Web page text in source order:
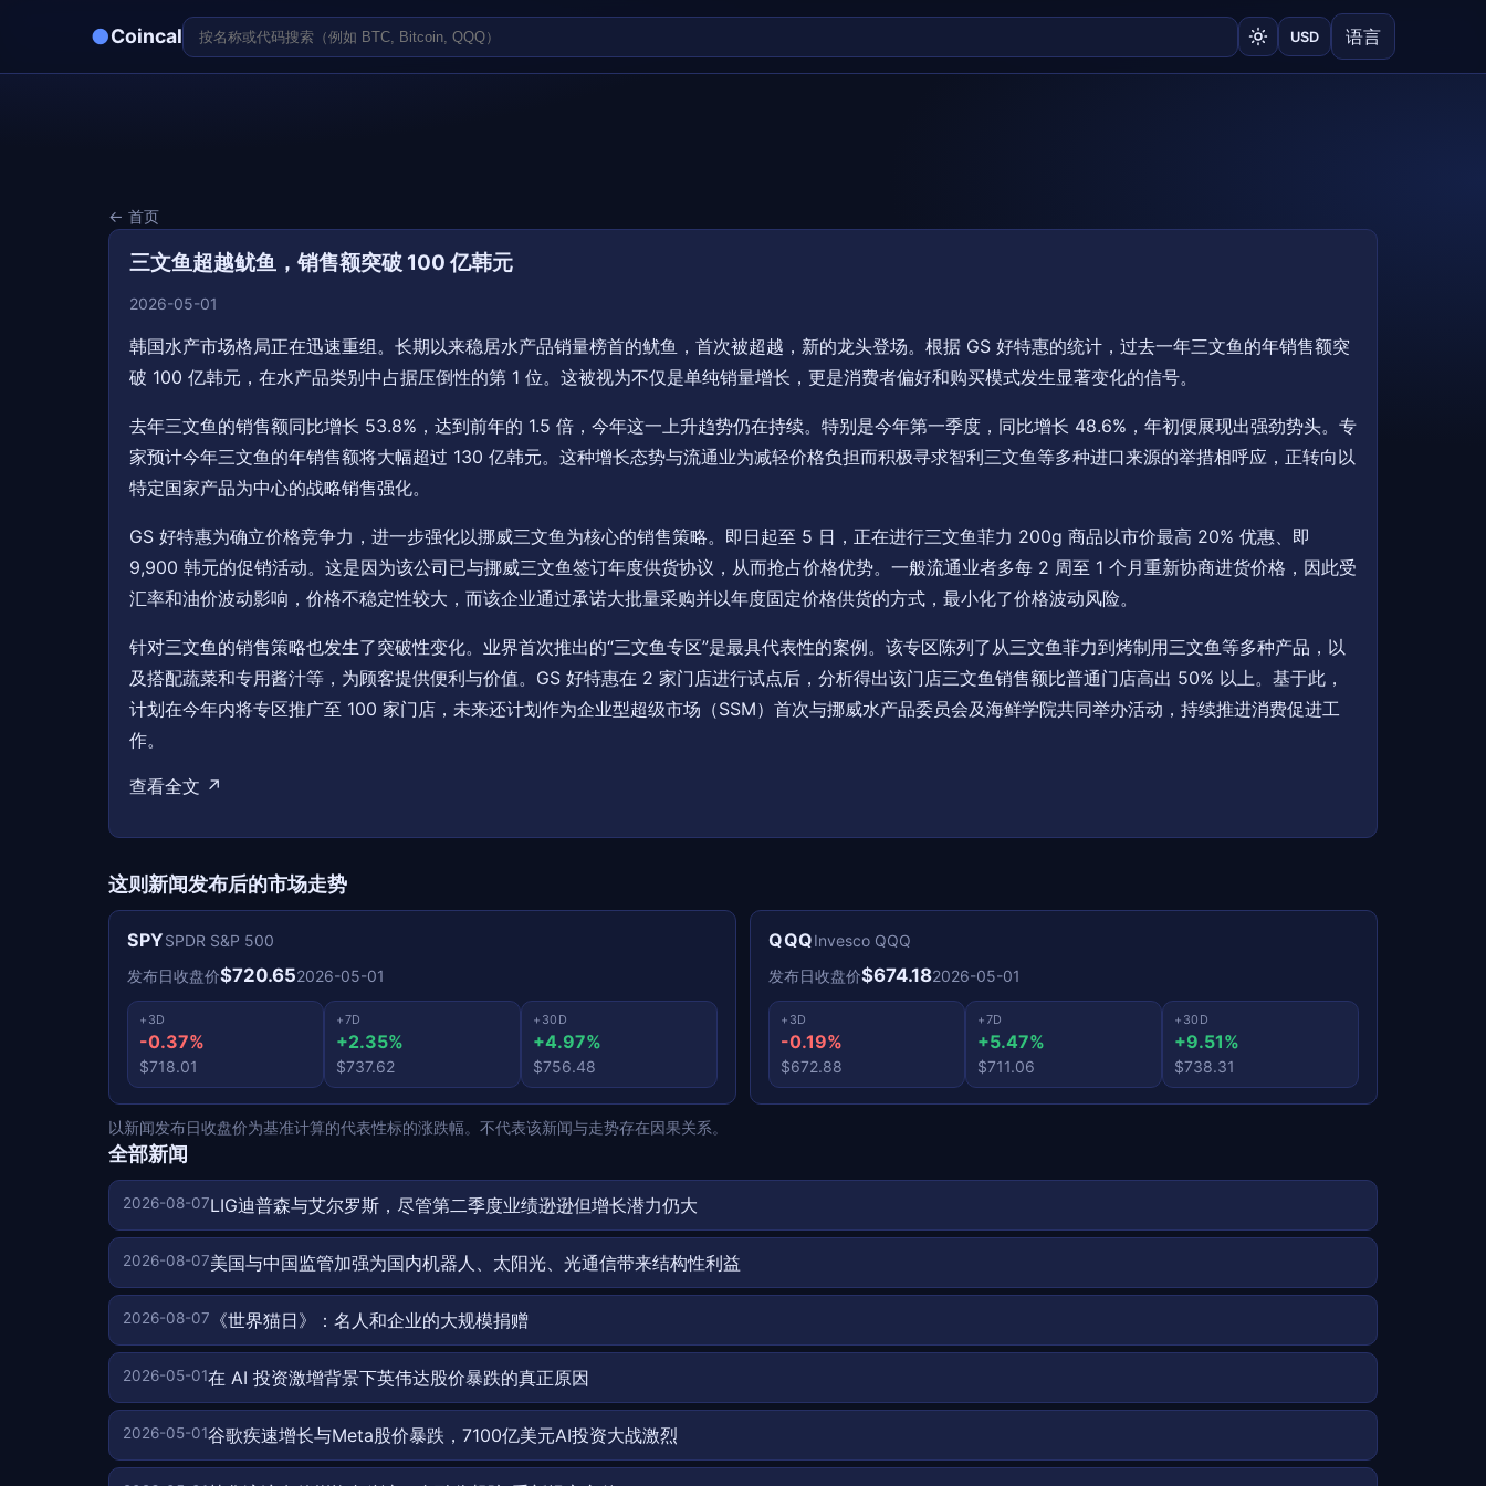
●Coincal USD 语言
← 首页
三文鱼超越鱿鱼，销售额突破 100 亿韩元
2026-05-01
韩国水产市场格局正在迅速重组。长期以来稳居水产品销量榜首的鱿鱼，首次被超越，新的龙头登场。根据 GS 好特惠的统计，过去一年三文鱼的年销售额突
破 100 亿韩元，在水产品类别中占据压倒性的第 1 位。这被视为不仅是单纯销量增长，更是消费者偏好和购买模式发生显著变化的信号。
去年三文鱼的销售额同比增长 53.8%，达到前年的 1.5 倍，今年这一上升趋势仍在持续。特别是今年第一季度，同比增长 48.6%，年初便展现出强劲势头。专
家预计今年三文鱼的年销售额将大幅超过 130 亿韩元。这种增长态势与流通业为减轻价格负担而积极寻求智利三文鱼等多种进口来源的举措相呼应，正转向以
特定国家产品为中心的战略销售强化。
GS 好特惠为确立价格竞争力，进一步强化以挪威三文鱼为核心的销售策略。即日起至 5 日，正在进行三文鱼菲力 200g 商品以市价最高 20% 优惠、即
9,900 韩元的促销活动。这是因为该公司已与挪威三文鱼签订年度供货协议，从而抢占价格优势。一般流通业者多每 2 周至 1 个月重新协商进货价格，因此受
汇率和油价波动影响，价格不稳定性较大，而该企业通过承诺大批量采购并以年度固定价格供货的方式，最小化了价格波动风险。
针对三文鱼的销售策略也发生了突破性变化。业界首次推出的“三文鱼专区”是最具代表性的案例。该专区陈列了从三文鱼菲力到烤制用三文鱼等多种产品，以
及搭配蔬菜和专用酱汁等，为顾客提供便利与价值。GS 好特惠在 2 家门店进行试点后，分析得出该门店三文鱼销售额比普通门店高出 50% 以上。基于此，
计划在今年内将专区推广至 100 家门店，未来还计划作为企业型超级市场（SSM）首次与挪威水产品委员会及海鲜学院共同举办活动，持续推进消费促进工
作。
查看全文 ↗
这则新闻发布后的市场走势
SPYSPDR S&P 500
发布日收盘价$720.652026-05-01
+3D
-0.37%
$718.01
+7D
+2.35%
$737.62
+30D
+4.97%
$756.48
QQQInvesco QQQ
发布日收盘价$674.182026-05-01
+3D
-0.19%
$672.88
+7D
+5.47%
$711.06
+30D
+9.51%
$738.31
以新闻发布日收盘价为基准计算的代表性标的涨跌幅。不代表该新闻与走势存在因果关系。
全部新闻
2026-08-07LIG迪普森与艾尔罗斯，尽管第二季度业绩逊逊但增长潜力仍大
2026-08-07美国与中国监管加强为国内机器人、太阳光、光通信带来结构性利益
2026-08-07 《世界猫日》：名人和企业的大规模捐赠
2026-05-01在 AI 投资激增背景下英伟达股价暴跌的真正原因
2026-05-01谷歌疾速增长与Meta股价暴跌，7100亿美元AI投资大战激烈